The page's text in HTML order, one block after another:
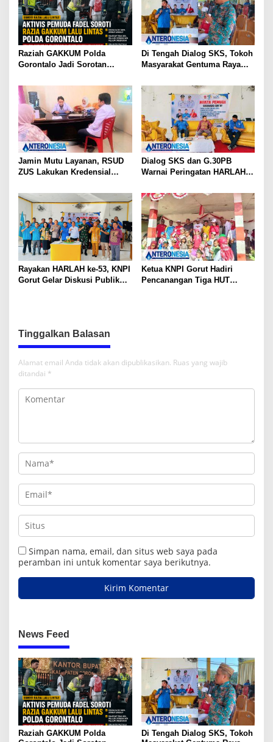
Raziah GAKKUM Polda
Gorontalo Jadi Sorotan
Evaluasi Petugas
Di Tengah Dialog SKS, Tokoh
Masyarakat Gentuma Raya
Kematian Remaja yang Masih
Misteri
Jamin Mutu Layanan, RSUD
ZUS Lakukan Kredensial
Konservasi Gigi
Dialog SKS dan G.30PB
Warnai Peringatan HARLAH
Rayakan HARLAH ke-53, KNPI
Gorut Gelar Diskusi Publik
Ketua KNPI Gorut Hadiri
Pencanangan Tiga HUT
Tinggalkan Balasan
Alamat email Anda tidak akan dipublikasikan. Ruas yang wajib
ditandai *
Simpan nama, email, dan situs web saya pada
peramban ini untuk komentar saya berikutnya.
News Feed
Raziah GAKKUM Polda
Di Tengah Dialog SKS, Tokoh